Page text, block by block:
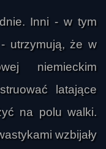
Inni - w tym
utrzymują, że w
niemieckim
latające
na polu walki.
wzbijały